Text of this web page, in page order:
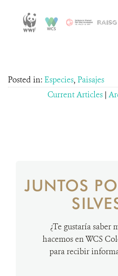
Posted in: Especies, Paisajes
Current Articles |
JUNTOS
¿Te gustaría saber
hacemos en WCS
para recibir